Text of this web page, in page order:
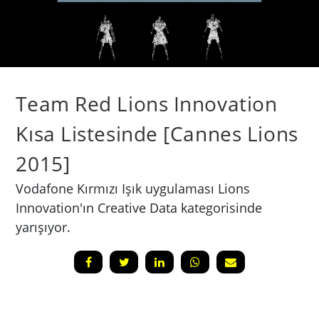
Team Red Lions Innovation
Kısa Listesinde [Cannes Lions
2015]
Vodafone Kırmızı Işık uygulaması Lions
Innovation'ın Creative Data kategorisinde
yarışıyor.